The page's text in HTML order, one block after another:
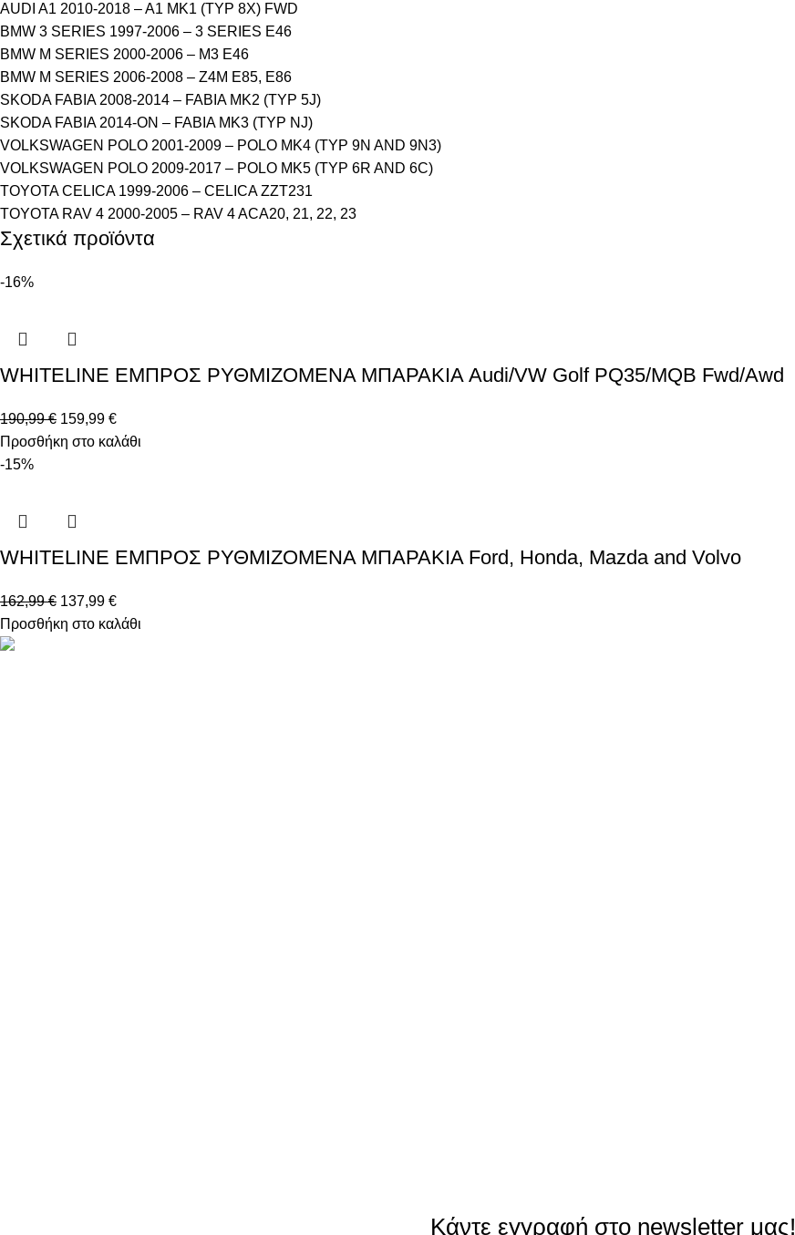
AUDI A1 2010-2018 – A1 MK1 (TYP 8X) FWD
BMW 3 SERIES 1997-2006 – 3 SERIES E46
BMW M SERIES 2000-2006 – M3 E46
BMW M SERIES 2006-2008 – Z4M E85, E86
SKODA FABIA 2008-2014 – FABIA MK2 (TYP 5J)
SKODA FABIA 2014-ON – FABIA MK3 (TYP NJ)
VOLKSWAGEN POLO 2001-2009 – POLO MK4 (TYP 9N AND 9N3)
VOLKSWAGEN POLO 2009-2017 – POLO MK5 (TYP 6R AND 6C)
TOYOTA CELICA 1999-2006 – CELICA ZZT231
TOYOTA RAV 4 2000-2005 – RAV 4 ACA20, 21, 22, 23
Σχετικά προϊόντα
-16%
WHITELINE ΕΜΠΡΟΣ ΡΥΘΜΙΖΟΜΕΝΑ ΜΠΑΡΑΚΙΑ Audi/VW Golf PQ35/MQB Fwd/Awd
190,99€ 159,99 €
Προσθήκη στο καλάθι
-15%
WHITELINE ΕΜΠΡΟΣ ΡΥΘΜΙΖΟΜΕΝΑ ΜΠΑΡΑΚΙΑ Ford, Honda, Mazda and Volvo
162,99€ 137,99 €
Προσθήκη στο καλάθι
Κάντε εγγραφή στο newsletter μας!